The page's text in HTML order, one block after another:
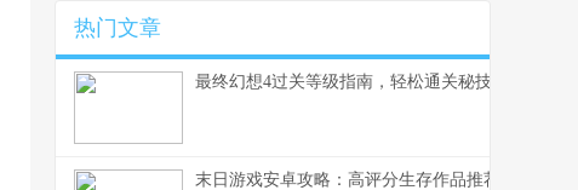
热门文章
最终幻想4过关等级指南，轻松通关秘技
末日游戏安卓攻略：高评分生存作品推荐